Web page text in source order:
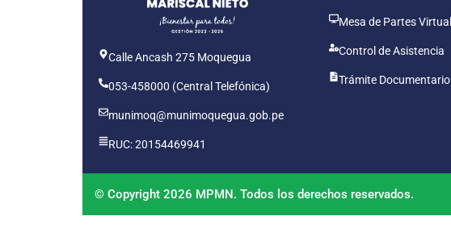
Calle Ancash 275 Moquegua
053-458000 (Central Telefónica)
munimoq@munimoquegua.gob.pe
RUC: 20154469941
Mesa de Partes Virtual
Control de Asistencia
Trámite Documentario
© Copyright 2026 MPMN. Todos los derechos reservados.